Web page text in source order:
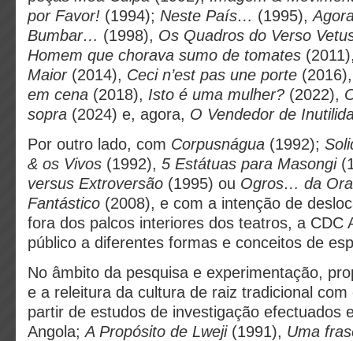
por Favor! (1994); Neste País… (1995),
Bumbar… (1998), Os Quadros do Verso
Homem que chorava sumo de tomates
Maior (2014), Ceci n’est pas une porte
em cena (2018), Isto é uma mulher? (2022),
sopra (2024) e, agora, O Vendedor de
Por outro lado, com Corpusnágua (1992);
& os Vivos (1992), 5 Estátuas para Masongi
versus Extroversão (1995) ou Ogros… da
Fantástico (2008), e com a intenção de
fora dos palcos interiores dos teatros, a CDC
público a diferentes formas e conceitos de
No âmbito da pesquisa e experimentação,
e a releitura da cultura de raiz tradicional
partir de estudos de investigação efectuados
Angola;A Propósito de Lweji (1991), Uma